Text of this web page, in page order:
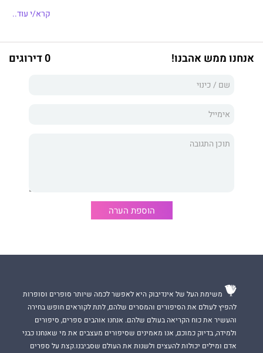
באמצעות מכתבים ויומנים ישנים ומסעות מרתקים בארץ ובחו"ל,
והמסתורין.
קרא/י עוד..
אנחנו ממש אהבנו! 0 דירוגים
הוספת הערה
משימת העל של אינדיבוק היא לאפשר לכמה שיותר סופרים וסופרות
להפיץ לעולם את הסיפורים והמסרים שלהם, לתת לקוראים חופש בחירה
והעשיר את כוח הקריאה בעולם שלהם. אנחנו אוהבים ספרים, סיפורים
ולמידה, בדיוק כמוכם, אנו מאמינים שסיפורים מעצבים את מי שאנחנו כבני
אדם ומילים יכולות להעצים ולשנות את העולם שסביבנו.קצת על ספרים